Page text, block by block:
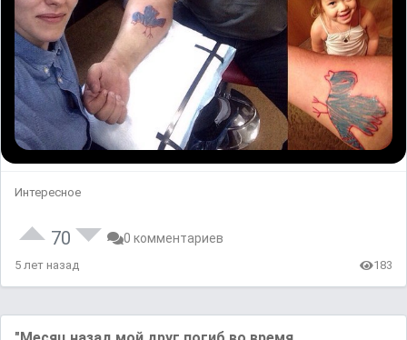
Интересное
70 0 комментариев
5 лет назад 183